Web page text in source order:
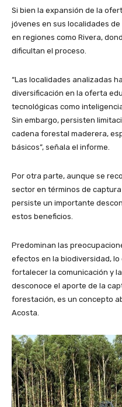
Si bien la expansión de la
jóvenes en sus localidades
en regiones como Rivera,
dificultan el proceso.
“Las localidades analizadas
diversificación en la oferta
tecnológicas como
Sin embargo, persisten
cadena forestal maderera,
básicos”, señala el informe.
Por otra parte, aunque se
sector en términos de
persiste un importante
estos beneficios.
Predominan las
efectos en la biodiversidad,
fortalecer la comunicación y
desconoce el aporte de la
forestación, es un concepto
Acosta.